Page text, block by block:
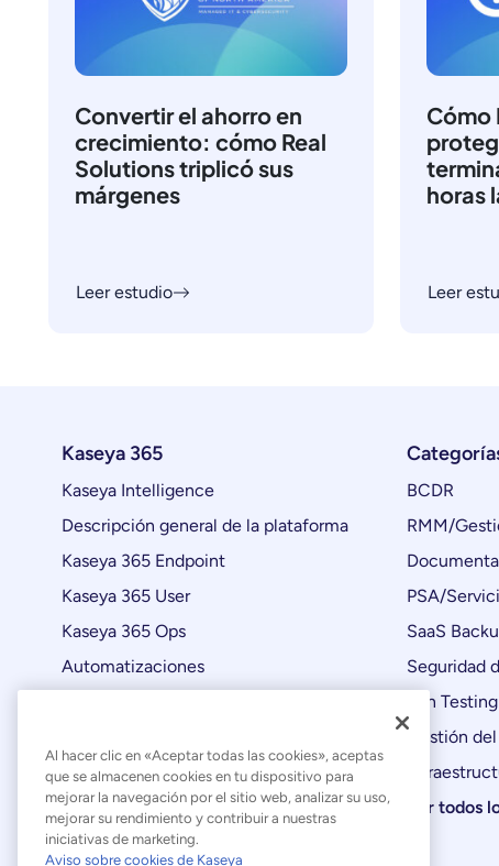
Convertir el ahorro en
crecimiento: cómo Real
Solutions triplicó sus
márgenes
Leer estudio
Cómo
horas
Leer
Kaseya 365
Kaseya Intelligence
Descripción general de la plataforma
Kaseya 365 Endpoint
Kaseya 365 User
Kaseya 365 Ops
Automatizaciones
BCDR
RMM/
PSA/
SaaS
Seguridad
Pen Testing
Gestión
Ver todos
Al hacer clic en «Aceptar todas las cookies», aceptas
que se almacenen cookies en tu dispositivo para
mejorar la navegación por el sitio web, analizar su uso,
mejorar su rendimiento y contribuir a nuestras
iniciativas de marketing.
Aviso sobre cookies de Kaseya